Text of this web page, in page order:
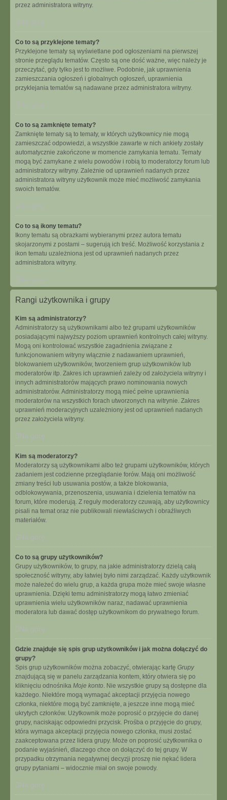
przez administratora witryny.
Co to są przyklejone tematy?
Przyklejone tematy są wyświetlane pod ogłoszeniami na pierwszej
stronie przeglądu tematów. Często są one dość ważne, więc należy je
przeczytać, gdy tylko jest to możliwe. Podobnie, jak uprawnienia
zamieszczania ogłoszeń i globalnych ogłoszeń, uprawnienia
przyklejania tematów są nadawane przez administratora witryny.
Co to są zamknięte tematy?
Zamknięte tematy są to tematy, w których użytkownicy nie mogą
zamieszczać odpowiedzi, a wszystkie zawarte w nich ankiety zostały
automatycznie zakończone w momencie zamykania tematu. Tematy
mogą być zamykane z wielu powodów i robią to moderatorzy forum lub
administratorzy witryny. Zależnie od uprawnień nadanych przez
administratora witryny użytkownik może mieć możliwość zamykania
swoich tematów.
Co to są ikony tematu?
Ikony tematu są obrazkami wybieranymi przez autora tematu
skojarzonymi z postami – sugerują ich treść. Możliwość korzystania z
ikon tematu uzależniona jest od uprawnień nadanych przez
administratora witryny.
Rangi użytkownika i grupy
Kim są administratorzy?
Administratorzy są użytkownikami albo też grupami użytkowników
posiadającymi najwyższy poziom uprawnień kontrolnych całej witryny.
Mogą oni kontrolować wszystkie zagadnienia związane z
funkcjonowaniem witryny włącznie z nadawaniem uprawnień,
blokowaniem użytkowników, tworzeniem grup użytkowników lub
moderatorów itp. Zakres ich uprawnień zależy od założyciela witryny i
innych administratorów mających prawo nominowania nowych
administratorów. Administratorzy mogą mieć pełne uprawnienia
moderatorów na wszystkich forach utworzonych na witrynie. Zakres
uprawnień moderacyjnych uzależniony jest od uprawnień nadanych
przez założyciela witryny.
Na górę
Kim są moderatorzy?
Moderatorzy są użytkownikami albo też grupami użytkowników, których
zadaniem jest codzienne przeglądanie forów. Mają oni możliwość
zmiany treści lub usuwania postów, a także blokowania,
odblokowywania, przenoszenia, usuwania i dzielenia tematów na
forum, które moderują. Z reguły moderatorzy czuwają, aby użytkownicy
pisali na temat oraz nie publikowali niewłaściwych i obraźliwych
materiałów.
Na górę
Co to są grupy użytkowników?
Grupy użytkowników, to grupy, na jakie administratorzy dzielą całą
społeczność witryny, aby łatwiej było nimi zarządzać. Każdy użytkownik
może należeć do wielu grup, a każda grupa może mieć swoje własne
uprawnienia. Dzięki temu administratorzy mogą łatwo zmieniać
uprawnienia wielu użytkowników naraz, nadawać uprawnienia
moderatora lub dawać dostęp użytkownikom do prywatnego forum.
Na górę
Gdzie znajduje się spis grup użytkowników i jak można dołączyć do
grupy?
Spis grup użytkowników można zobaczyć, otwierając kartę Grupy
znajdującą się w panelu zarządzania kontem, który otwiera się po
kliknięciu odnośnika Moje konto. Nie wszystkie grupy są dostępne dla
każdego. Niektóre mogą wymagać akceptacji przyjęcia nowego
członka, niektóre mogą być zamknięte, a jeszcze inne mogą mieć
ukrytych członków. Użytkownik może poprosić o przyjęcie do danej
grupy, naciskając odpowiedni przycisk. Prośba o przyjęcie do grupy,
która wymaga akceptacji przyjęcia nowego członka, musi zostać
zaakceptowana przez lidera grupy. Może on poprosić użytkownika o
podanie wyjaśnień, dlaczego chce on dołączyć do tej grupy. W
przypadku otrzymania negatywnej decyzji proszę nie nękać lidera
grupy pytaniami – widocznie miał on swoje powody.
Na górę